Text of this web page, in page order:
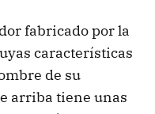
fabricado por la
características
de su
arriba tiene unas